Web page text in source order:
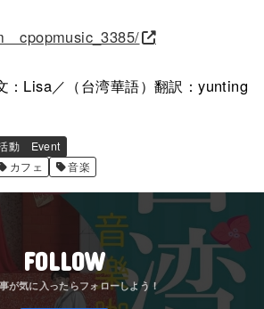
cpopmusic_3385/
：Lisa／（台湾華語）翻訳：yunting
動 Event
カフェ 音楽
FOLLOW